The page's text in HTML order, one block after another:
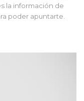
la información de
poder apuntarte.